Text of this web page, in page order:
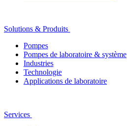
Solutions & Produits
Pompes
Pompes de laboratoire & système
Industries
Technologie
Applications de laboratoire
Services